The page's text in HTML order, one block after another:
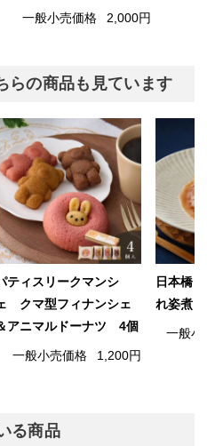
一般小売価格 2,000円
らの商品も見ています
ティスリークマンシ
クマ型フィナンシェ
アニマルドーナツ 4個
一般小売価格 1,200円
日本橋
れ姿煮
一般小
る商品